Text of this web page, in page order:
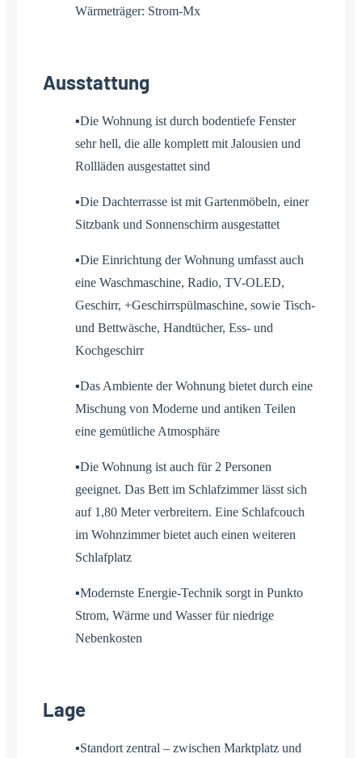
Wärmeträger: Strom-Mx
Ausstattung
▪Die Wohnung ist durch bodentiefe Fenster
sehr hell, die alle komplett mit Jalousien und
Rollläden ausgestattet sind
▪Die Dachterrasse ist mit Gartenmöbeln, einer
Sitzbank und Sonnenschirm ausgestattet
▪Die Einrichtung der Wohnung umfasst auch
eine Waschmaschine, Radio, TV-OLED,
Geschirr, +Geschirrspülmaschine, sowie Tisch-
und Bettwäsche, Handtücher, Ess- und
Kochgeschirr
▪Das Ambiente der Wohnung bietet durch eine
Mischung von Moderne und antiken Teilen
eine gemütliche Atmosphäre
▪Die Wohnung ist auch für 2 Personen
geeignet. Das Bett im Schlafzimmer lässt sich
auf 1,80 Meter verbreitern. Eine Schlafcouch
im Wohnzimmer bietet auch einen weiteren
Schlafplatz
▪Modernste Energie-Technik sorgt in Punkto
Strom, Wärme und Wasser für niedrige
Nebenkosten
Lage
▪Standort zentral – zwischen Marktplatz und